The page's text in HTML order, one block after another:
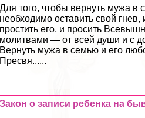
Для того, чтобы вернуть мужа в
необходимо оставить свой гнев,
простить его, и просить
молитвами — от всей души и с
Вернуть мужа в семью и его
Пресвя......
Закон о записи ребенка на